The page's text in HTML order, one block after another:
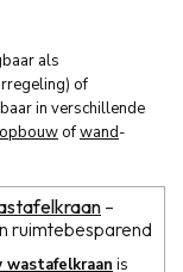
als
of
in verschillende
opbouwofwand-
–
ruimtebesparend
wastafelkraan is